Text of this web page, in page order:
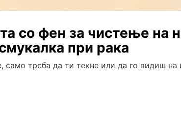
со фен за чистење на
при рака
само треба да ти текне или да го видиш на